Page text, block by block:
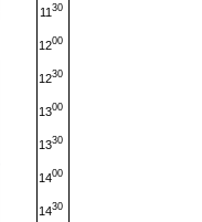
11 30
1200
1230
1300
1330
1400
1430